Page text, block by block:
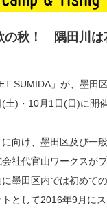
の秋！ 隅田川は
SUMIDA」が、墨田
)・10月1日(日)に開
に向け、墨田区及び一
社代官山ワークスが
墨田区内では初めて
として2016年9月に